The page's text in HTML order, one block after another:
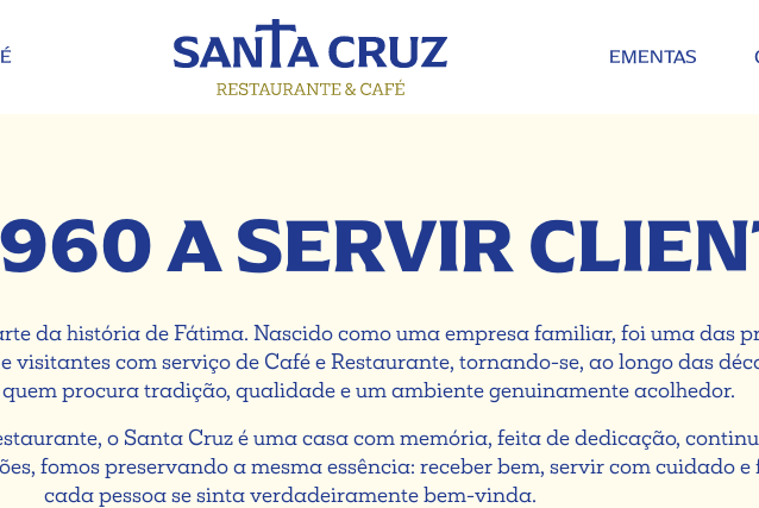
EMENTAS
A SERVIR
da história de Fátima. Nascido como uma empresa familiar, foi uma das
visitantes com serviço de Café e Restaurante, tornando-se, ao longo das
procura tradição, qualidade e um ambiente genuinamente acolhedor.
o Santa Cruz é uma casa com memória, feita de dedicação,
fomos preservando a mesma essência: receber bem, servir com cuidado e
cada pessoa se sinta verdadeiramente bem-vinda.